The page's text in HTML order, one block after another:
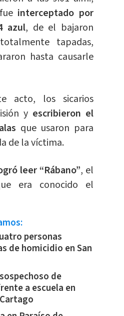
interceptado por
azul, de el bajaron
tapadas,
hasta causarle
acto, los sicarios
y escribieron el
que usaron para
de la víctima.
leer “Rábano”, el
era conocido el
personas
de homicidio en San
de
a escuela en